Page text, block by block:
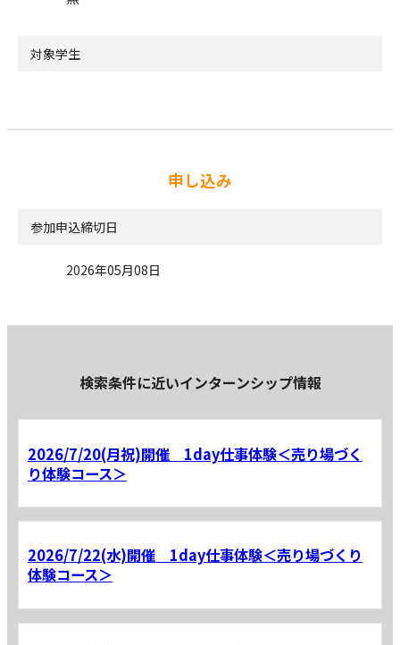
対象学生
申し込み
参加申込締切日
2026年05月08日
検索条件に近いインターンシップ情報
2026/7/20(月祝)開催 1day仕事体験＜売り場づく
り体験コース＞
2026/7/22(水)開催 1day仕事体験＜売り場づくり
体験コース＞